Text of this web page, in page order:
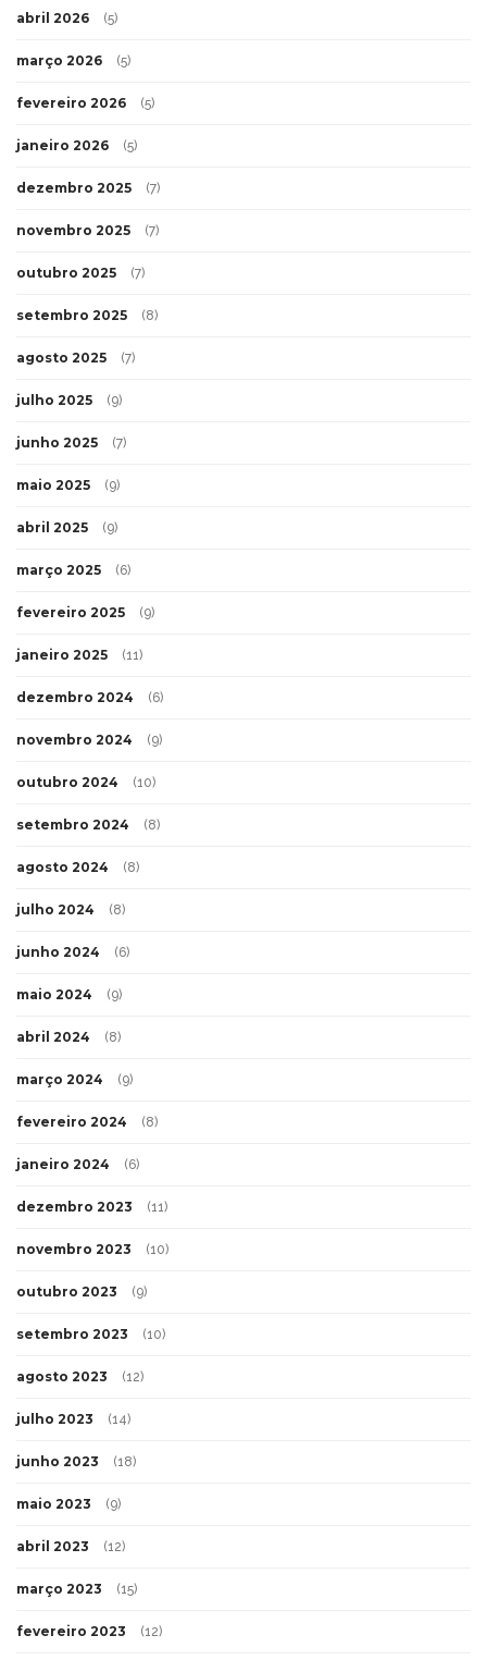
abril 2026 (5)
março 2026 (5)
fevereiro 2026 (5)
janeiro 2026 (5)
dezembro 2025 (7)
novembro 2025 (7)
outubro 2025 (7)
setembro 2025 (8)
agosto 2025 (7)
julho 2025 (9)
junho 2025 (7)
maio 2025 (9)
abril 2025 (9)
março 2025 (6)
fevereiro 2025 (9)
janeiro 2025 (11)
dezembro 2024 (6)
novembro 2024 (9)
outubro 2024 (10)
setembro 2024 (8)
agosto 2024 (8)
julho 2024 (8)
junho 2024 (6)
maio 2024 (9)
abril 2024 (8)
março 2024 (9)
fevereiro 2024 (8)
janeiro 2024 (6)
dezembro 2023 (11)
novembro 2023 (10)
outubro 2023 (9)
setembro 2023 (10)
agosto 2023 (12)
julho 2023 (14)
junho 2023 (18)
maio 2023 (9)
abril 2023 (12)
março 2023 (15)
fevereiro 2023 (12)